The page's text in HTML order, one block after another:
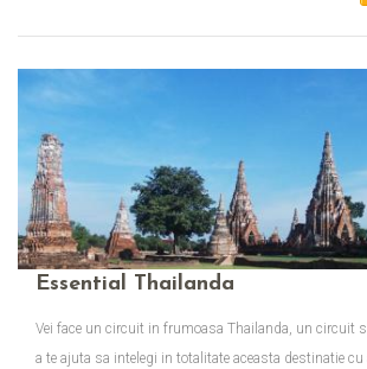
Essential Thailanda
Vei face un circuit in frumoasa Thailanda, un circuit
a te ajuta sa intelegi in totalitate aceasta destinatie cu